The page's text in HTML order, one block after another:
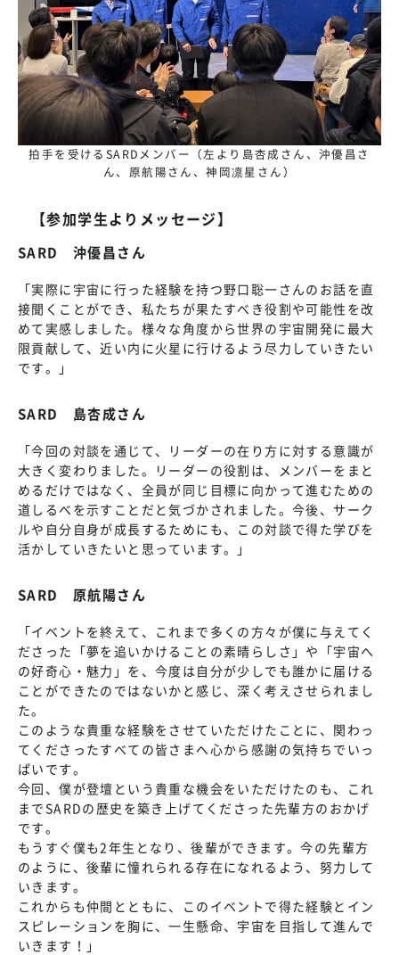
拍手を受けるSARDメンバー（左より島杏成さん、沖優昌さ
ん、原航陽さん、神岡凛星さん）
【参加学生よりメッセージ】
SARD 沖優昌さん
「実際に宇宙に行った経験を持つ野口聡一さんのお話を直
接聞くことができ、私たちが果たすべき役割や可能性を改
めて実感しました。様々な角度から世界の宇宙開発に最大
限貢献して、近い内に火星に行けるよう尽力していきたい
です。」
SARD 島杏成さん
「今回の対談を通じて、リーダーの在り方に対する意識が
大きく変わりました。リーダーの役割は、メンバーをまと
めるだけではなく、全員が同じ目標に向かって進むための
道しるべを示すことだと気づかされました。今後、サーク
ルや自分自身が成長するためにも、この対談で得た学びを
活かしていきたいと思っています。」
SARD 原航陽さん
「イベントを終えて、これまで多くの方々が僕に与えてく
ださった「夢を追いかけることの素晴らしさ」や「宇宙へ
の好奇心・魅力」を、今度は自分が少しでも誰かに届ける
ことができたのではないかと感じ、深く考えさせられまし
た。
このような貴重な経験をさせていただけたことに、関わっ
てくださったすべての皆さまへ心から感謝の気持ちでいっ
ぱいです。
今回、僕が登壇という貴重な機会をいただけたのも、これ
までSARDの歴史を築き上げてくださった先輩方のおかげ
です。
もうすぐ僕も2年生となり、後輩ができます。今の先輩方
のように、後輩に憧れられる存在になれるよう、努力して
いきます。
これからも仲間とともに、このイベントで得た経験とイン
スピレーションを胸に、一生懸命、宇宙を目指して進んで
いきます！」